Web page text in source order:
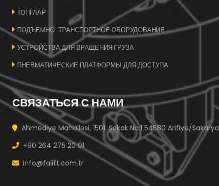
ТОНГЛАР
ПОДЪЕМНО-ТРАНСПОРТНОЕ ОБОРУДОВАНИЕ
УСТРОЙСТВА ДЛЯ ВРАЩЕНИЯ ГРУЗА
ПНЕВМАТИЧЕСКИЕ ПЛАТФОРМЫ ДЛЯ ДОСТУПА
СВЯЗАТЬСЯ С НАМИ
Ahmediye Mahallesi, 1501. Sokak No:1 54580 Arifiye/Sakarya
+90 264 275 20 01
info@falift.com.tr